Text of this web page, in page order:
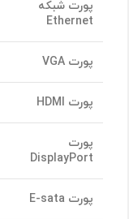
پورت شبکه
Ethernet
پورت
پورت
پورت
DisplayPort
پورت